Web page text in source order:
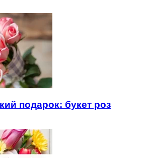
подарок: букет роз